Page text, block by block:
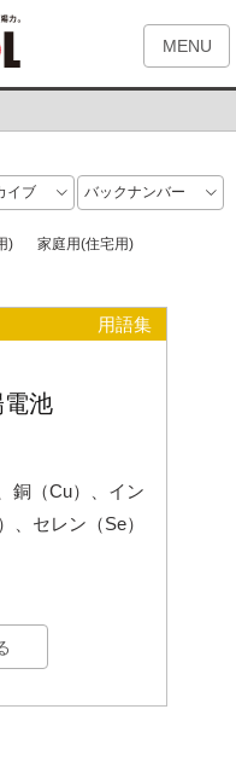
MENU
)
家庭用(住宅用)
用語集
池
銅（Cu）、イン
、セレン（Se）